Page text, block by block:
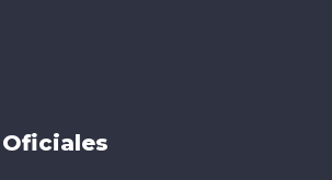
Oficiales